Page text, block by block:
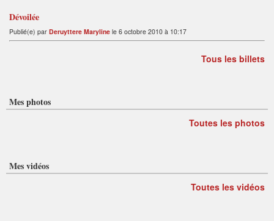
Dévoilée
Publié(e) par Deruyttere Maryline le 6 octobre 2010 à 10:17
Tous les billets
Mes photos
Toutes les photos
Mes vidéos
Toutes les vidéos